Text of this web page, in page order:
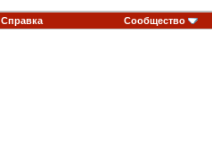
Справка Сообщество